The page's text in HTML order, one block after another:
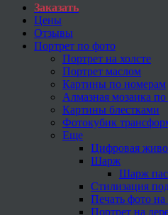
Заказать
Цены
Отзывы
Портрет по фото
Портрет на холсте
Портрет маслом
Картины по номерам
Алмазная мозаика
Картины блестками
Фотокубик
Еще
Цифровая
Шарж
Шарж
Стилизация
Печать фото на
Портрет на